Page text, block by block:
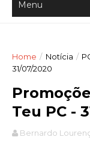
Home / Notícia /
31/07/2020
Teu PC -
Bernardo